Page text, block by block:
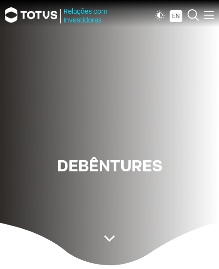
Relações com
Investidores
EN
DEBÊNTURES